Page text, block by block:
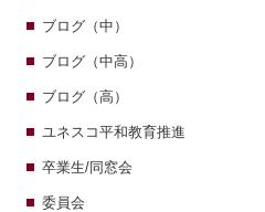
ブログ（中）
ブログ（中高）
ブログ（高）
ユネスコ平和教育推進
卒業生/同窓会
委員会